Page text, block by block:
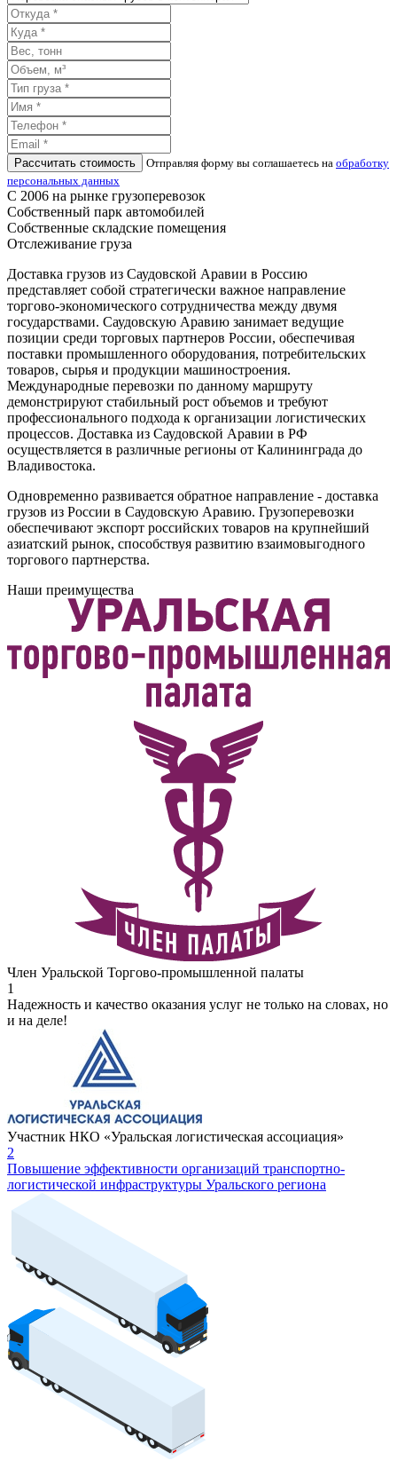
Рассчитать стоимость Отправляя форму вы соглашаетесь на обработку
персональных данных
С 2006 на рынке грузоперевозок
Собственный парк автомобилей
Собственные складские помещения
Отслеживание груза
Доставка грузов из Саудовской Аравии в Россию
представляет собой стратегически важное направление
торгово-экономического сотрудничества между двумя
государствами. Саудовскую Аравию занимает ведущие
позиции среди торговых партнеров России, обеспечивая
поставки промышленного оборудования, потребительских
товаров, сырья и продукции машиностроения.
Международные перевозки по данному маршруту
демонстрируют стабильный рост объемов и требуют
профессионального подхода к организации логистических
процессов. Доставка из Саудовской Аравии в РФ
осуществляется в различные регионы от Калининграда до
Владивостока.
Одновременно развивается обратное направление - доставка
грузов из России в Саудовскую Аравию. Грузоперевозки
обеспечивают экспорт российских товаров на крупнейший
азиатский рынок, способствуя развитию взаимовыгодного
торгового партнерства.
Наши преимущества
Член Уральской Торгово-промышленной палаты
1
Надежность и качество оказания услуг не только на словах, но
и на деле!
Участник НКО «Уральская логистическая ассоциация»
2
Повышение эффективности организаций транспортно-
логистической инфраструктуры Уральского региона